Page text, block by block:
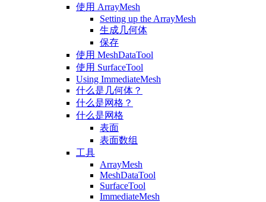
使用 ArrayMesh
Setting up the ArrayMesh
生成几何体
保存
使用 MeshDataTool
使用 SurfaceTool
Using ImmediateMesh
什么是几何体？
什么是网格？
什么是网格
表面
表面数组
工具
ArrayMesh
MeshDataTool
SurfaceTool
ImmediateMesh